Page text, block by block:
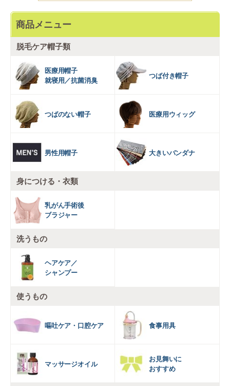
商品メニュー
脱毛ケア帽子類
医療用帽子
就寝用／抗菌消臭
つば付き帽子
つばのない帽子 医療用ウィッグ
男性用帽子 大きいバンダナ
身につける・衣類
乳がん手術後
ブラジャー
洗うもの
ヘアケア／
シャンプー
使うもの
嘔吐ケア・口腔ケア 食事用具
マッサージオイル
お見舞いに
おすすめ